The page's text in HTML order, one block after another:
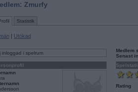
Zmurfy
Statistik
| Utökad
inloggad i spelrum
Medlem
Senast
Rating